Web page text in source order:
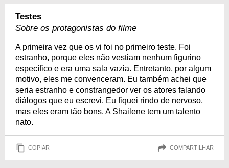
Testes
Sobre os protagonistas do filme
A primeira vez que os vi foi no primeiro teste. Foi
estranho, porque eles não vestiam nenhum figurino
específico e era uma sala vazia. Entretanto, por algum
motivo, eles me convenceram. Eu também achei que
seria estranho e constrangedor ver os atores falando
diálogos que eu escrevi. Eu fiquei rindo de nervoso,
mas eles eram tão bons. A Shailene tem um talento
nato.
COPIAR COMPARTILHAR